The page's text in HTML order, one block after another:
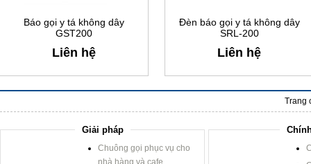
Báo gọi y tá không dây
GST200
Liên hệ
Đèn báo gọi y tá không dây
SRL-200
Liên hệ
Trang
Giải pháp
Chuông gọi phục vụ cho
nhà hàng và cafe